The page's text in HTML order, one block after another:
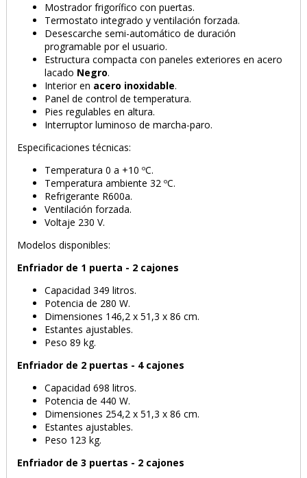
Mostrador frigorífico con puertas.
Termostato integrado y ventilación forzada.
Desescarche semi-automático de duración
programable por el usuario.
Estructura compacta con paneles exteriores en acero
lacado Negro.
Interior en acero inoxidable.
Panel de control de temperatura.
Pies regulables en altura.
Interruptor luminoso de marcha-paro.
Especificaciones técnicas:
Temperatura 0 a +10 ºC.
Temperatura ambiente 32 ºC.
Refrigerante R600a.
Ventilación forzada.
Voltaje 230 V.
Modelos disponibles:
Enfriador de 1 puerta - 2 cajones
Capacidad 349 litros.
Potencia de 280 W.
Dimensiones 146,2 x 51,3 x 86 cm.
Estantes ajustables.
Peso 89 kg.
Enfriador de 2 puertas - 4 cajones
Capacidad 698 litros.
Potencia de 440 W.
Dimensiones 254,2 x 51,3 x 86 cm.
Estantes ajustables.
Peso 123 kg.
Enfriador de 3 puertas - 2 cajones